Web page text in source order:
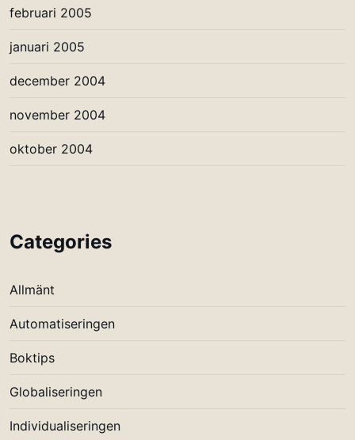
februari 2005
januari 2005
december 2004
november 2004
oktober 2004
Categories
Allmänt
Automatiseringen
Boktips
Globaliseringen
Individualiseringen